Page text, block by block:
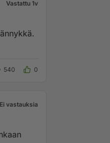
Vastattu 1v
540 0
Ei vastauksia